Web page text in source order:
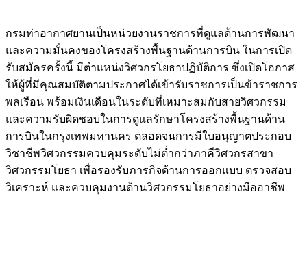
กรมท่าอากาศยานเป็นหน่วยงานราชการที่ดูแลด้านการพัฒนา
และความมั่นคงของโครงสร้างพื้นฐานด้านการบิน ในการเปิด
รับสมัครครั้งนี้ มีตำแหน่งวิศวกรโยธาปฏิบัติการ ซึ่งเปิดโอกาส
ให้ผู้ที่มีคุณสมบัติตามประกาศได้เข้ารับราชการเป็นข้าราชการ
พลเรือน พร้อมเงินเดือนในระดับที่เหมาะสมกับสายวิศวกรรม
และความรับผิดชอบในการดูแลรักษาโครงสร้างพื้นฐานด้าน
การบินในกรุงเทพมหานคร ตลอดจนการมีใบอนุญาตประกอบ
วิชาชีพวิศวกรรมควบคุมระดับไม่ต่ำกว่าภาคีวิศวกรสาขา
วิศวกรรมโยธา เพื่อรองรับภารกิจด้านการออกแบบ ตรวจสอบ
วิเคราะห์ และควบคุมงานด้านวิศวกรรมโยธาอย่างมืออาชีพ